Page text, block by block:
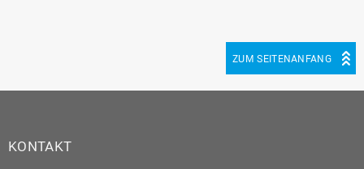
ZUM SEITENANFANG
KONTAKT